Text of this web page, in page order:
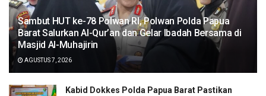
Sambut HUT ke-78 Polwan RI, Polwan Polda Papua
Barat Salurkan Al-Qur’an dan Gelar Ibadah Bersama di
Masjid Al-Muhajirin
AGUSTUS 7, 2026
Kabid Dokkes Polda Papua Barat Pastikan